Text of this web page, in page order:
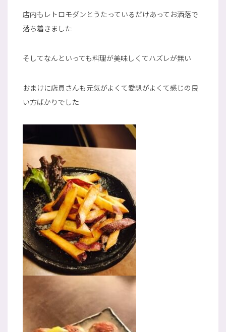
店内もレトロモダンとうたっているだけあってお洒落で
落ち着きました
そしてなんといっても料理が美味しくてハズレが無い
おまけに店員さんも元気がよくて愛想がよくて感じの良
い方ばかりでした